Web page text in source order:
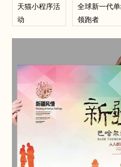
天猫小程序活
动
全球新一代
领跑者